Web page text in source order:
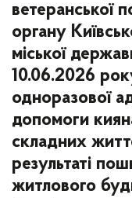
ветеранської
органу
міської
10.06.2026
одноразової
допомоги
складних
результаті
житлового